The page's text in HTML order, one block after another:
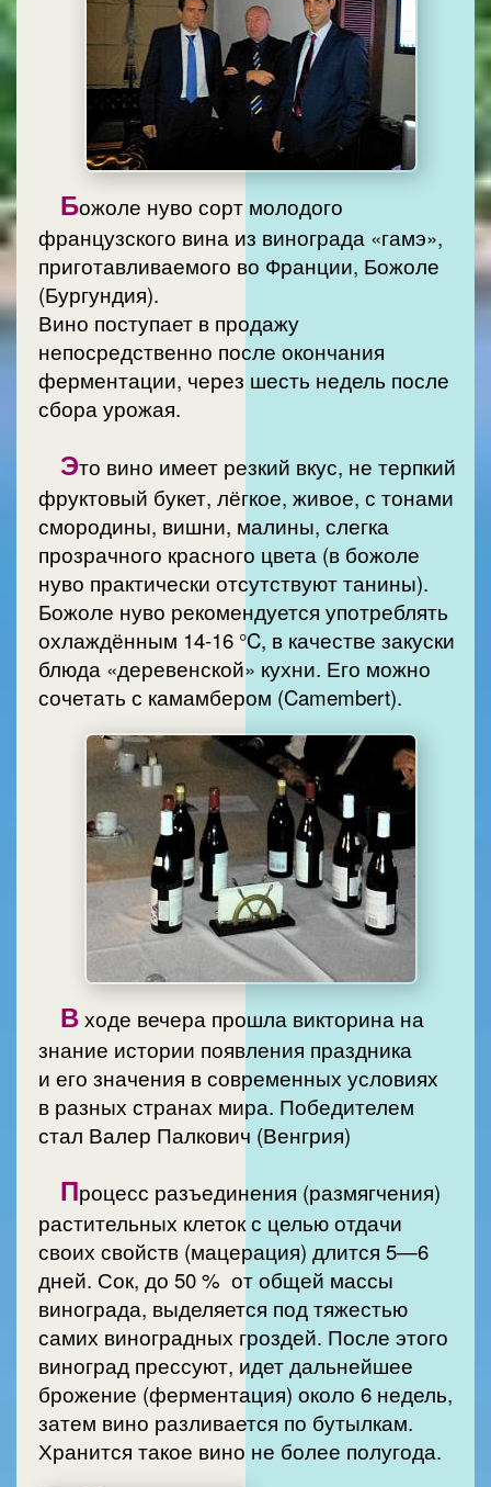
Божоле нуво сорт молодого
французского вина из винограда «гамэ»,
приготавливаемого во Франции, Божоле
(Бургундия).
Вино поступает в продажу
непосредственно после окончания
ферментации, через шесть недель после
сбора урожая.
Это вино имеет резкий вкус, не терпкий
фруктовый букет, лёгкое, живое, с тонами
смородины, вишни, малины, слегка
прозрачного красного цвета (в божоле
нуво практически отсутствуют танины).
Божоле нуво рекомендуется употреблять
охлаждённым 14-16 °C, в качестве закуски
блюда «деревенской» кухни. Его можно
сочетать с камамбером (Camembert).
Входе вечера прошла викторина на
знание истории появления праздника
и его значения в современных условиях
в разных странах мира. Победителем
стал Валер Палкович (Венгрия)
Процесс разъединения (размягчения)
растительных клеток с целью отдачи
своих свойств (мацерация) длится 5—6
дней. Сок, до 50 % от общей массы
винограда, выделяется под тяжестью
самих виноградных гроздей. После этого
виноград прессуют, идет дальнейшее
брожение (ферментация) около 6 недель,
затем вино разливается по бутылкам.
Хранится такое вино не более полугода.